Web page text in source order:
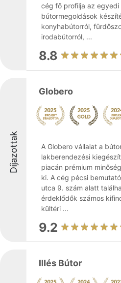
cég fő profilja az egyedi
bútormegoldások
konyhabútorról,
irodabútorról, ...
8.8
Díjazottak
Globero
A Globero vállalat a
lakberendezési
piacán prémium
ki. A cég pécsi
utca 9. szám alatt
érdeklődők számos
kültéri ...
9.2
Illés Bútor